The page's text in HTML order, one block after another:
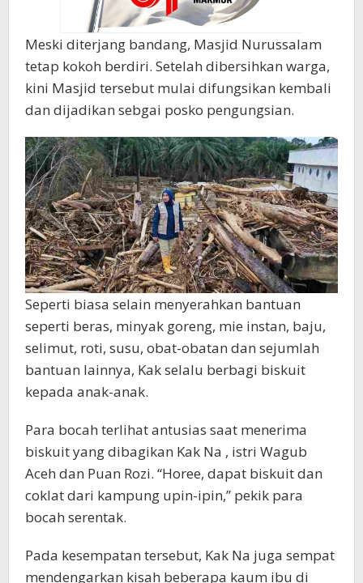
Meski diterjang bandang, Masjid Nurussalam
tetap kokoh berdiri. Setelah dibersihkan warga,
kini Masjid tersebut mulai difungsikan kembali
dan dijadikan sebgai posko pengungsian.
Seperti biasa selain menyerahkan bantuan
seperti beras, minyak goreng, mie instan, baju,
selimut, roti, susu, obat-obatan dan sejumlah
bantuan lainnya, Kak selalu berbagi biskuit
kepada anak-anak.
Para bocah terlihat antusias saat menerima
biskuit yang dibagikan Kak Na , istri Wagub
Aceh dan Puan Rozi. “Horee, dapat biskuit dan
coklat dari kampung upin-ipin,” pekik para
bocah serentak.
Pada kesempatan tersebut, Kak Na juga sempat
mendengarkan kisah beberapa kaum ibu di